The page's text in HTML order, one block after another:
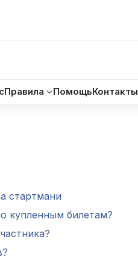
Правила ПомощьКонтакты
стартмани
купленным билетам?